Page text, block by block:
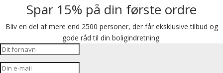
Spar 15% på din første ordre
Bliv en del af mere end 2500 personer, der får eksklusive tilbud og
gode råd til din boligindretning.